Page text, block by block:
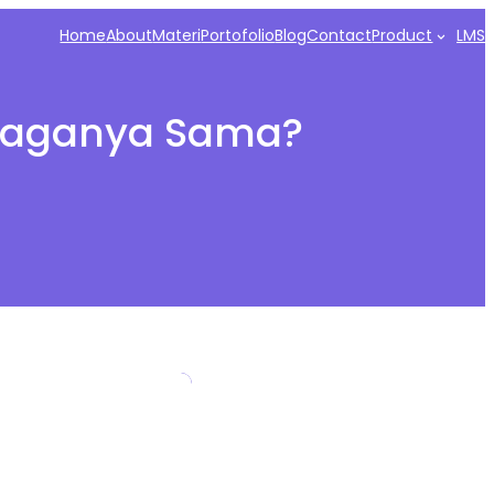
HomeAboutMateriPortofolioBlogContactProduct LMS
Sama?